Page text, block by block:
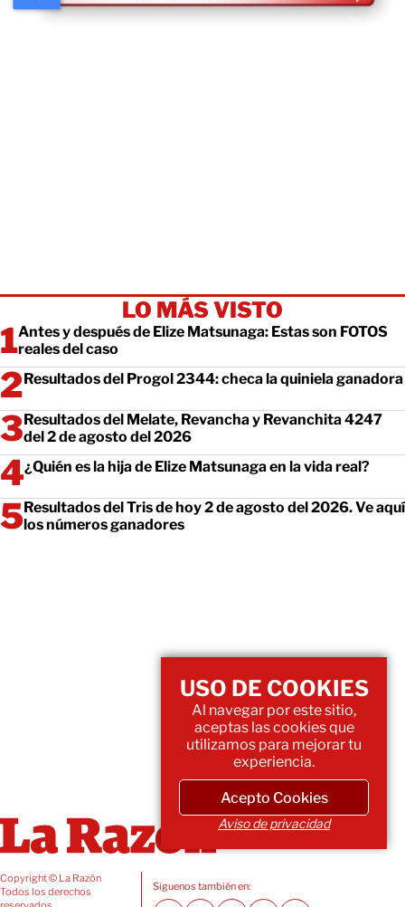
LO MÁS VISTO
Antes y después de Elize Matsunaga: Estas son FOTOS
reales del caso
Resultados del Progol 2344: checa la quiniela ganadora
Resultados del Melate, Revancha y Revanchita 4247
del 2 de agosto del 2026
¿Quién es la hija de Elize Matsunaga en la vida real?
Resultados del Tris de hoy 2 de agosto del 2026. Ve aquí
los números ganadores
Copyright © La Razón
Todos los derechos
Siguenos también en:
USO DE COOKIES
Al navegar por este sitio,
aceptas las cookies que
utilizamos para mejorar tu
experiencia.
Acepto Cookies
Aviso de privacidad